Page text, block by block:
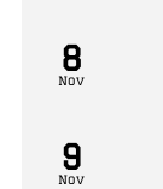
8
Nov
9
Nov